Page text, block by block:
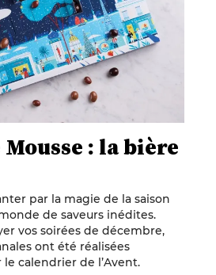
: la bière
par la magie de la saison
de saveurs inédites.
vos soirées de décembre,
ont été réalisées
calendrier de l’Avent.